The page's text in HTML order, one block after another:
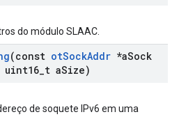
do módulo SLAAC.
(const otSockAddr *aSock
uint16 t aSize)
de soquete IPv6 em uma